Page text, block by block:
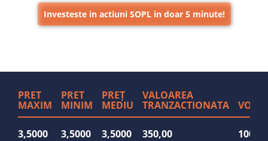
Investeste in actiuni SOPL in doar 5 minute!
PRET
MAXIM
PRET
MINIM
PREȚ
MEDIU
VALOAREA
TRANZACTIONATA
3,5000 3,5000 3,5000 350,00 100